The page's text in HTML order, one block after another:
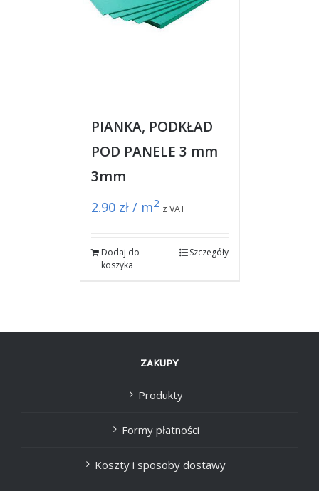
PIANKA, PODKŁAD
POD PANELE 3 mm
3mm
2.90 zł / m2 z VAT
Dodaj do
koszyka
Szczegóły
ZAKUPY
Produkty
Formy płatności
Koszty i sposoby dostawy